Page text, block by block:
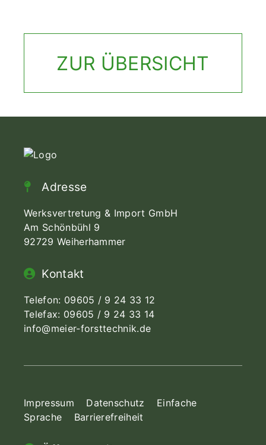
ZUR ÜBERSICHT
Adresse
Werksvertretung & Import GmbH
Am Schönbühl 9
92729 Weiherhammer
Kontakt
Telefon: 09605 / 9 24 33 12
Telefax: 09605 / 9 24 33 14
info@meier-forsttechnik.de
Impressum Datenschutz
Einfache
Sprache
Barrierefreiheit